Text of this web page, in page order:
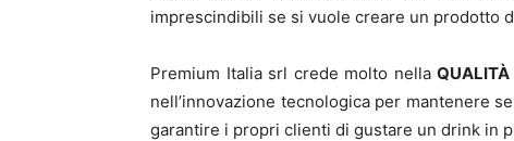
imprescindibili se si vuole creare un prodotto
Premium Italia srl crede molto nellaQUALITÀ
nell’innovazione tecnologica per mantenere
garantire i propri clienti di gustare un drink in